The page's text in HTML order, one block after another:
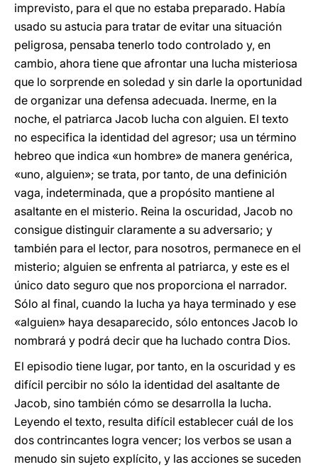
imprevisto, para el que no estaba preparado. Había
usado su astucia para tratar de evitar una situación
peligrosa, pensaba tenerlo todo controlado y, en
cambio, ahora tiene que afrontar una lucha misteriosa
que lo sorprende en soledad y sin darle la oportunidad
de organizar una defensa adecuada. Inerme, en la
noche, el patriarca Jacob lucha con alguien. El texto
no especifica la identidad del agresor; usa un término
hebreo que indica «un hombre» de manera genérica,
«uno, alguien»; se trata, por tanto, de una definición
vaga, indeterminada, que a propósito mantiene al
asaltante en el misterio. Reina la oscuridad, Jacob no
consigue distinguir claramente a su adversario; y
también para el lector, para nosotros, permanece en el
misterio; alguien se enfrenta al patriarca, y este es el
único dato seguro que nos proporciona el narrador.
Sólo al final, cuando la lucha ya haya terminado y ese
«alguien» haya desaparecido, sólo entonces Jacob lo
nombrará y podrá decir que ha luchado contra Dios.
El episodio tiene lugar, por tanto, en la oscuridad y es
difícil percibir no sólo la identidad del asaltante de
Jacob, sino también cómo se desarrolla la lucha.
Leyendo el texto, resulta difícil establecer cuál de los
dos contrincantes logra vencer; los verbos se usan a
menudo sin sujeto explícito, y las acciones se suceden